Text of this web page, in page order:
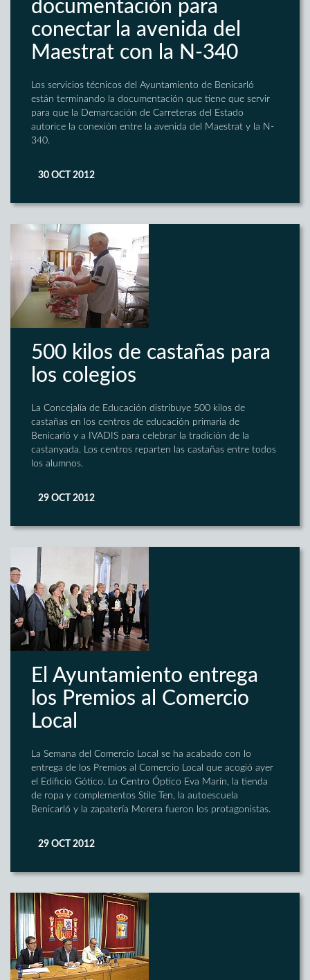
documentación para
conectar la avenida del
Maestrat con la N-340
Los servicios técnicos del Ayuntamiento de Benicarló
están terminando la documentación que tiene que servir
para que la Demarcación de Carreteras del Estado
autorice la conexión entre la avenida del Maestrat y la N-
340.
30 OCT 2012
500 kilos de castañas para
los colegios
La Concejalía de Educación distribuye 500 kilos de
castañas en los centros de educación primaria de
Benicarló y a IVADIS para celebrar la tradición de la
castanyada. Los centros reparten las castañas entre todos
los alumnos.
29 OCT 2012
El Ayuntamiento entrega
los Premios al Comercio
Local
La Semana del Comercio Local se ha acabado con lo
entrega de los Premios al Comercio Local que acogió ayer
el Edificio Gótico. Lo Centro Óptico Eva Marín, la tienda
de ropa y complementos Stile Ten, la autoescuela
Benicarló y la zapatería Morera fueron los protagonistas.
29 OCT 2012